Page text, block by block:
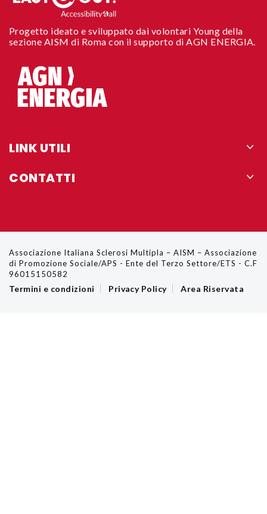
Progetto ideato e sviluppato dai volontari Young della
sezione AISM di Roma con il supporto di AGN ENERGIA.
LINK UTILI
Chi siamo
Disclaimer
Contatti
CONTATTI
Associazione Italiana Sclerosi Multipla – AISM – Associazione
di Promozione Sociale/APS - Ente del Terzo Settore/ETS - C.F
96015150582
Termini e condizioni Privacy Policy Area Riservata